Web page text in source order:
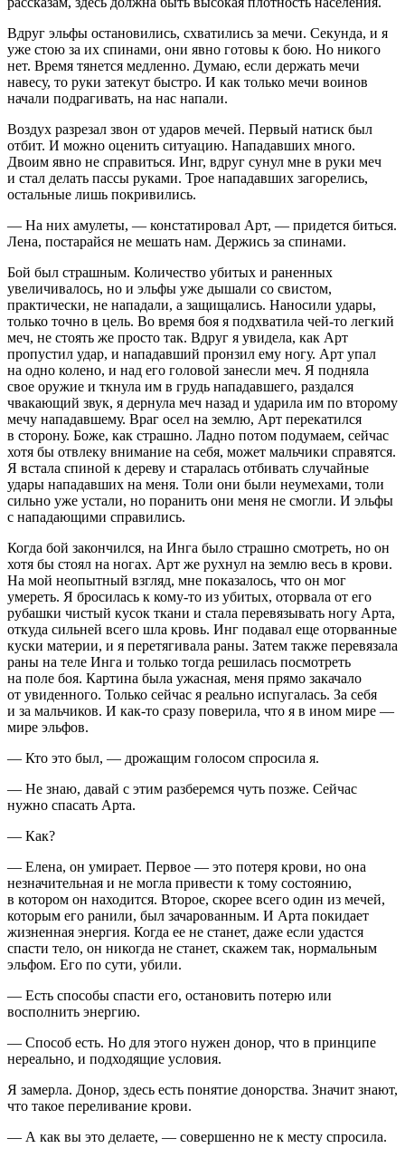
Вдруг эльфы остановились, схватились за мечи. Секунда, и я
уже стою за их спинами, они явно готовы к бою. Но никого
нет. Время тянется медленно. Думаю, если держать мечи
навесу, то руки затекут быстро. И как только мечи воинов
начали подрагивать, на нас напали.
Воздух разрезал звон от ударов мечей. Первый натиск был
отбит. И можно оценить ситуацию. Нападавших много.
Двоим явно не справиться. Инг, вдруг сунул мне в руки меч
и стал делать пассы руками. Трое нападавших загорелись,
остальные лишь покривились.
— На них амулеты, — констатировал Арт, — придется биться.
Лена, постарайся не мешать нам. Держись за спинами.
Бой был страшным. Количество убитых и раненных
увеличивалось, но и эльфы уже дышали со свистом,
практически, не нападали, а защищались. Наносили удары,
только точно в цель. Во время боя я подхватила чей-то легкий
меч, не стоять же просто так. Вдруг я увидела, как Арт
пропустил удар, и нападавший пронзил ему ногу. Арт упал
на одно колено, и над его головой занесли меч. Я подняла
свое оружие и ткнула им в грудь нападавшего, раздался
чвакающий звук, я дернула меч назад и ударила им по второму
мечу нападавшему. Враг осел на землю, Арт перекатился
в сторону. Боже, как страшно. Ладно потом подумаем, сейчас
хотя бы отвлеку внимание на себя, может мальчики справятся.
Я встала спиной к дереву и старалась отбивать случайные
удары нападавших на меня. Толи они были неумехами, толи
сильно уже устали, но поранить они меня не смогли. И эльфы
с нападающими справились.
Когда бой закончился, на Инга было страшно смотреть, но он
хотя бы стоял на ногах. Арт же рухнул на землю весь в крови.
На мой неопытный взгляд, мне показалось, что он мог
умереть. Я бросилась к кому-то из убитых, оторвала от его
рубашки чистый кусок ткани и стала перевязывать ногу Арта,
откуда сильней всего шла кровь. Инг подавал еще оторванные
куски материи, и я перетягивала раны. Затем также перевязала
раны на теле Инга и только тогда решилась посмотреть
на поле боя. Картина была ужасная, меня прямо закачало
от увиденного. Только сейчас я реально испугалась. За себя
и за мальчиков. И как-то сразу поверила, что я в ином мире —
мире эльфов.
— Кто это был, — дрожащим голосом спросила я.
— Не знаю, давай с этим разберемся чуть позже. Сейчас
нужно спасать Арта.
— Как?
— Елена, он умирает. Первое — это потеря крови, но она
незначительная и не могла привести к тому состоянию,
в котором он находится. Второе, скорее всего один из мечей,
которым его ранили, был зачарованным. И Арта покидает
жизненная энергия. Когда ее не станет, даже если удастся
спасти тело, он никогда не станет, скажем так, нормальным
эльфом. Его по сути, убили.
— Есть способы спасти его, остановить потерю или
восполнить энергию.
— Способ есть. Но для этого нужен донор, что в принципе
нереально, и подходящие условия.
Я замерла. Донор, здесь есть понятие донорства. Значит знают,
что такое переливание крови.
— А как вы это делаете, — совершенно не к месту спросила.